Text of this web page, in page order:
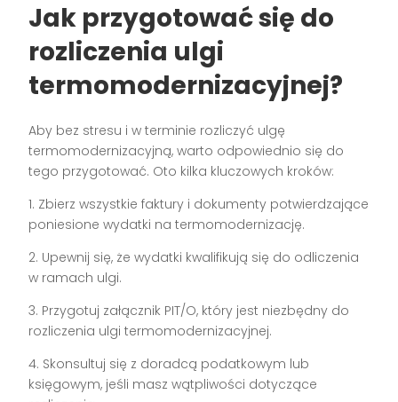
Jak przygotować się do
rozliczenia ulgi
termomodernizacyjnej?
Aby bez stresu i w terminie rozliczyć ulgę
termomodernizacyjną, warto odpowiednio się do
tego przygotować. Oto kilka kluczowych kroków:
1. Zbierz wszystkie faktury i dokumenty potwierdzające
poniesione wydatki na termomodernizację.
2. Upewnij się, że wydatki kwalifikują się do odliczenia
w ramach ulgi.
3. Przygotuj załącznik PIT/O, który jest niezbędny do
rozliczenia ulgi termomodernizacyjnej.
4. Skonsultuj się z doradcą podatkowym lub
księgowym, jeśli masz wątpliwości dotyczące